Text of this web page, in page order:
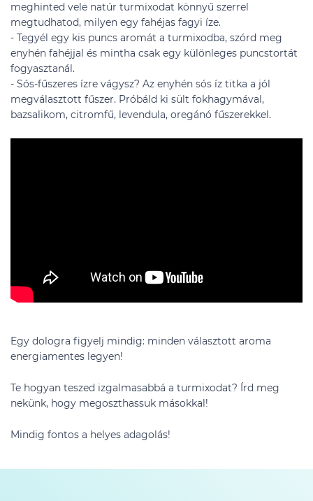
meghinted vele natúr turmixodat könnyű szerrel
megtudhatod, milyen egy fahéjas fagyi íze.
- Tegyél egy kis puncs aromát a turmixodba, szórd meg
enyhén fahéjjal és mintha csak egy különleges puncstortát
fogyasztanál.
- Sós-fűszeres ízre vágysz? Az enyhén sós íz titka a jól
megválasztott fűszer. Próbáld ki sült fokhagymával,
bazsalikom, citromfű, levendula, oregánó fűszerekkel.
Egy dologra figyelj mindig: minden választott aroma
energiamentes legyen!
Te hogyan teszed izgalmasabbá a turmixodat? Írd meg
nekünk, hogy megoszthassuk másokkal!
Mindig fontos a helyes adagolás!